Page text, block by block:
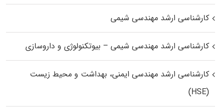
کارشناسی ارشد مهندسی شیمی
کارشناسی ارشد مهندسی شیمی – بیوتکنولوژی و داروسازی
کارشناسی ارشد مهندسی ایمنی، بهداشت و محیط زیست
(HSE)